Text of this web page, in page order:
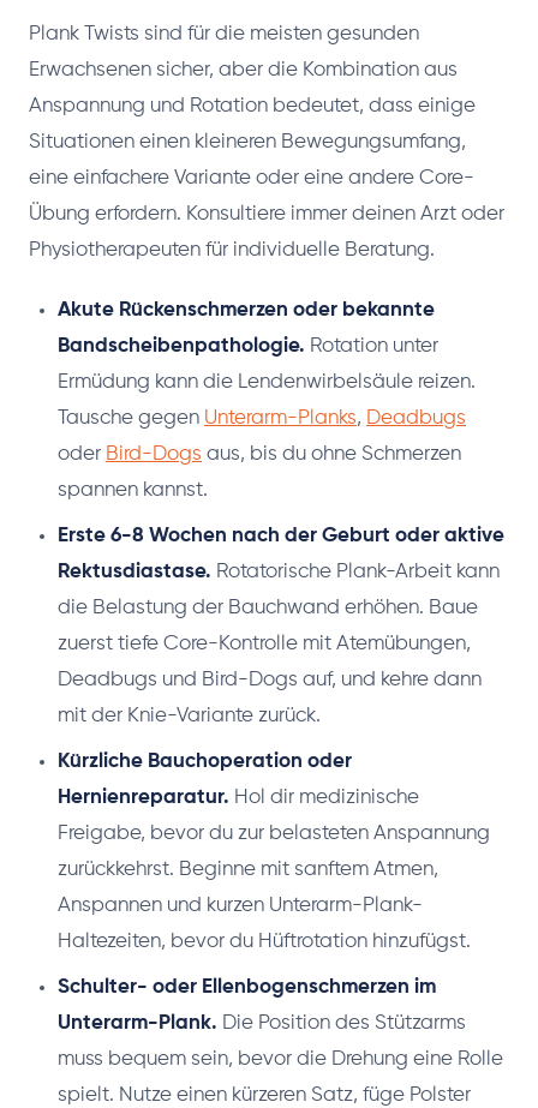
Plank Twists sind für die meisten gesunden
Erwachsenen sicher, aber die Kombination aus
Anspannung und Rotation bedeutet, dass einige
Situationen einen kleineren Bewegungsumfang,
eine einfachere Variante oder eine andere Core-
Übung erfordern. Konsultiere immer deinen Arzt oder
Physiotherapeuten für individuelle Beratung.
Akute Rückenschmerzen oder bekannte
Bandscheibenpathologie. Rotation unter
Ermüdung kann die Lendenwirbelsäule reizen.
Tausche gegen Unterarm-Planks, Deadbugs
oder Bird-Dogs aus, bis du ohne Schmerzen
spannen kannst.
Erste 6-8 Wochen nach der Geburt oder aktive
Rektusdiastase. Rotatorische Plank-Arbeit kann
die Belastung der Bauchwand erhöhen. Baue
zuerst tiefe Core-Kontrolle mit Atemübungen,
Deadbugs und Bird-Dogs auf, und kehre dann
mit der Knie-Variante zurück.
Kürzliche Bauchoperation oder
Hernienreparatur. Hol dir medizinische
Freigabe, bevor du zur belasteten Anspannung
zurückkehrst. Beginne mit sanftem Atmen,
Anspannen und kurzen Unterarm-Plank-
Haltezeiten, bevor du Hüftrotation hinzufügst.
Schulter- oder Ellenbogenschmerzen im
Unterarm-Plank. Die Position des Stützarms
muss bequem sein, bevor die Drehung eine Rolle
spielt. Nutze einen kürzeren Satz, füge Polster